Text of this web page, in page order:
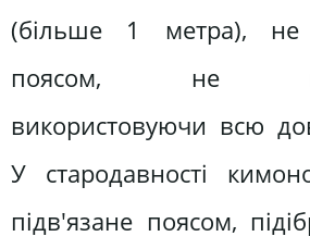
(більше 1 метра), не
поясом, не
використовуючи всю
У стародавності
підв'язане поясом,